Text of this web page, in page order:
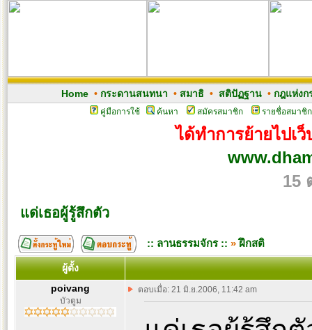
Home• กระดานสนทนา • สมาธิ• สติปัฏฐาน• กฎแห่งก
คู่มือการใช้ ค้นหา สมัครสมาชิก รายชื่อสมาชิก
ได้ทำการย้ายไปเ
15
แด่เธอผู้รู้สึกตัว
:: ลานธรรมจักร :: »ฝึกสติ
ผู้ตั้ง
poivang
บัวตูม
ตอบเมื่อ: 21 มิ.ย.2006, 11:42 am